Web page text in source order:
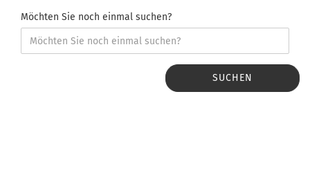
Möchten Sie noch einmal suchen?
SUCHEN